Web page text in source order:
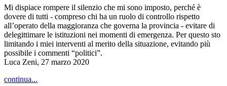
Mi dispiace rompere il silenzio che mi sono imposto, perché è
dovere di tutti - compreso chi ha un ruolo di controllo rispetto
all’operato della maggioranza che governa la provincia - evitare di
delegittimare le istituzioni nei momenti di emergenza. Per questo sto
limitando i miei interventi al merito della situazione, evitando più
possibile i commenti “politici”.
Luca Zeni, 27 marzo 2020
continua...